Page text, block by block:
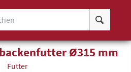
Ø315 mm
Futter